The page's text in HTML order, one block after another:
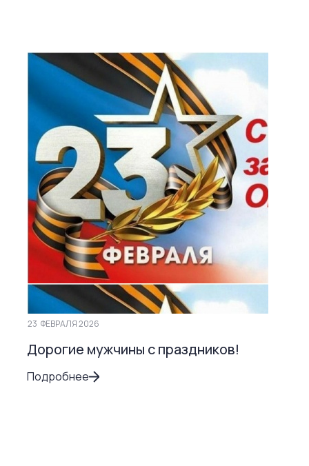
23 ФЕВРАЛЯ 2026
Дорогие мужчины с праздников!
Подробнее